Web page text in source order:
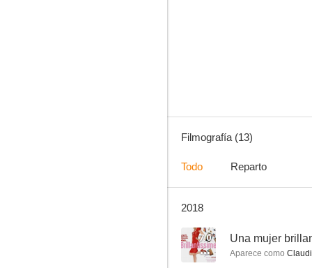
Las mujeres primero
Filmografía (13)
Todo Reparto
2018
7.0 Una mujer
Aparece como